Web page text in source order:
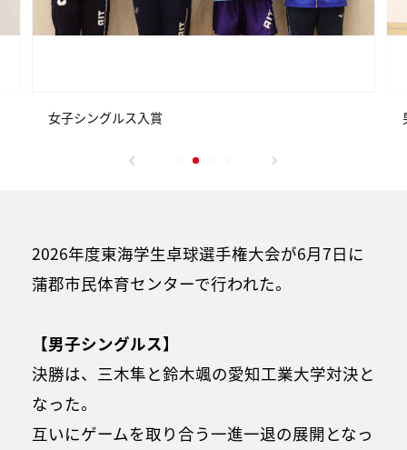
女子シングルス入賞
2026年度東海学生卓球選手権大会が6月7日に
蒲郡市民体育センターで行われた。
【男子シングルス】
決勝は、三木隼と鈴木颯の愛知工業大学対決と
なった。
互いにゲームを取り合う一進一退の展開となっ